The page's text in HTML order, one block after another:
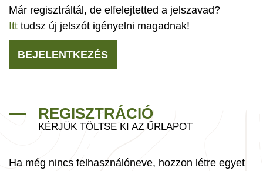
Már regisztráltál, de elfelejtetted a jelszavad?
Itt tudsz új jelszót igényelni magadnak!
BEJELENTKEZÉS
REGISZTRÁCIÓ
KÉRJÜK TÖLTSE KI AZ ŰRLAPOT
Ha még nincs felhasználóneve, hozzon létre egyet